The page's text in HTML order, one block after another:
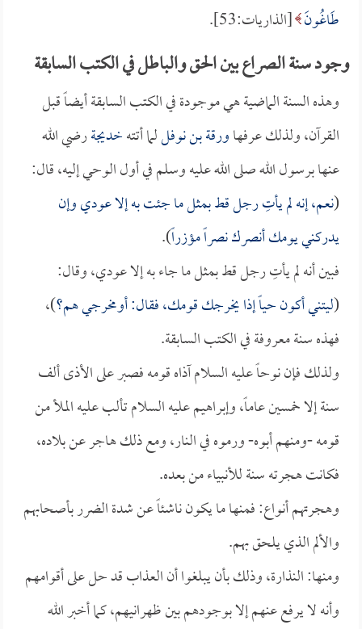
طَاغُونَ [الذاريات:53].
وجود سنة الصراع بين الحق والباطل في الكتب السابقة
وهذه السنة الماضية هي موجودة في الكتب السابقة أيضاً قبل
القرآن، ولذلك عرفهاورقة بن نوفللما أتتهخديجةرضي الله
عنها برسول الله صلى الله عليه وسلم في أول الوحي إليه، قال:
(نعم، إنه لم يأتِ رجل قط بمثل ما جئت به إلا عودي وإن
يدركني يومك أنصرك نصراً مؤزراً).
فبين أنه لم يأتِ رجل قط بمثل ما جاء به إلا عودي، وقال:
(ليتني أكون حياً إذا يخرجك قومك، فقال: أومخرجي هم؟)،
فهذه سنة معروفة في الكتب السابقة.
ولذلك فإن نوحاً عليه السلام آذاه قومه فصبر على الأذى ألف
سنة إلا خمسين عاماً، وإبراهيم عليه السلام تألب عليه الملأ من
قومه -ومنهم أبوه- ورموه في النار، ومع ذلك هاجر عن بلاده،
فكانت هجرته سنة للأنبياء من بعده.
وهجرتهم أنواع: فمنها ما يكون ناشئاً عن شدة الضرر بأصحابهم
والألم الذي يلحق بهم.
ومنها: النذارة، وذلك بأن يبلغوا أن العذاب قد حل على أقوامهم
وأنه لا يرفع عنهم إلا بوجودهم بين ظهرانيهم، كما أخبر الله